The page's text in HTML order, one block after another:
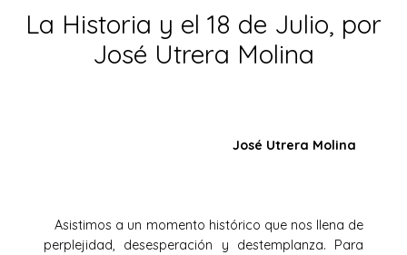
La Historia y el 18 de Julio, por
José Utrera Molina
José Utrera Molina
Asistimos a un momento histórico que nos llena de
perplejidad, desesperación y destemplanza. Para